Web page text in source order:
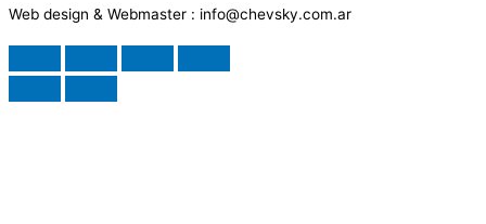
Web design & Webmaster : info@chevsky.com.ar